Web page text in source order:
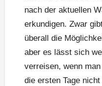
nach der aktuellen
erkundigen. Zwar
überall die
aber es lässt sich
verreisen, wenn
die ersten Tage